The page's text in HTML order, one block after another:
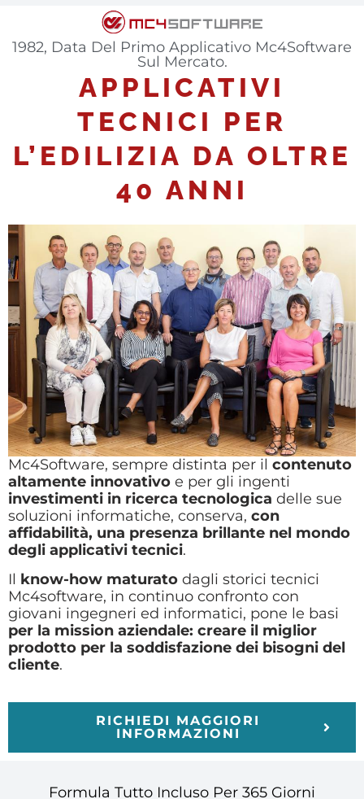
1982, Data Del Primo Applicativo Mc4Software
Sul Mercato.
APPLICATIVI
TECNICI PER
L’EDILIZIA DA OLTRE
40 ANNI
Mc4Software, sempre distinta per il contenuto
altamente innovativo e per gli ingenti
investimenti in ricerca tecnologica delle sue
soluzioni informatiche, conserva, con
affidabilità, una presenza brillante nel mondo
degli applicativi tecnici.
Il know-how maturato dagli storici tecnici
Mc4software, in continuo confronto con
giovani ingegneri ed informatici, pone le basi
per la mission aziendale: creare il miglior
prodotto per la soddisfazione dei bisogni del
cliente.
RICHIEDI MAGGIORI
INFORMAZIONI
Formula Tutto Incluso Per 365 Giorni